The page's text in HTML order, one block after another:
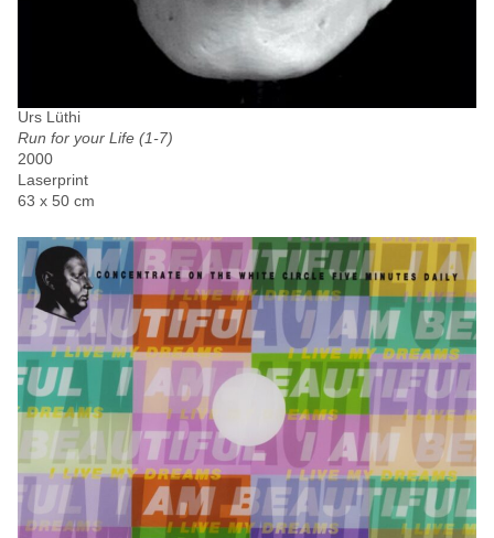
Urs Lüthi
Run for your Life (1-7)
2000
Laserprint
63 x 50 cm